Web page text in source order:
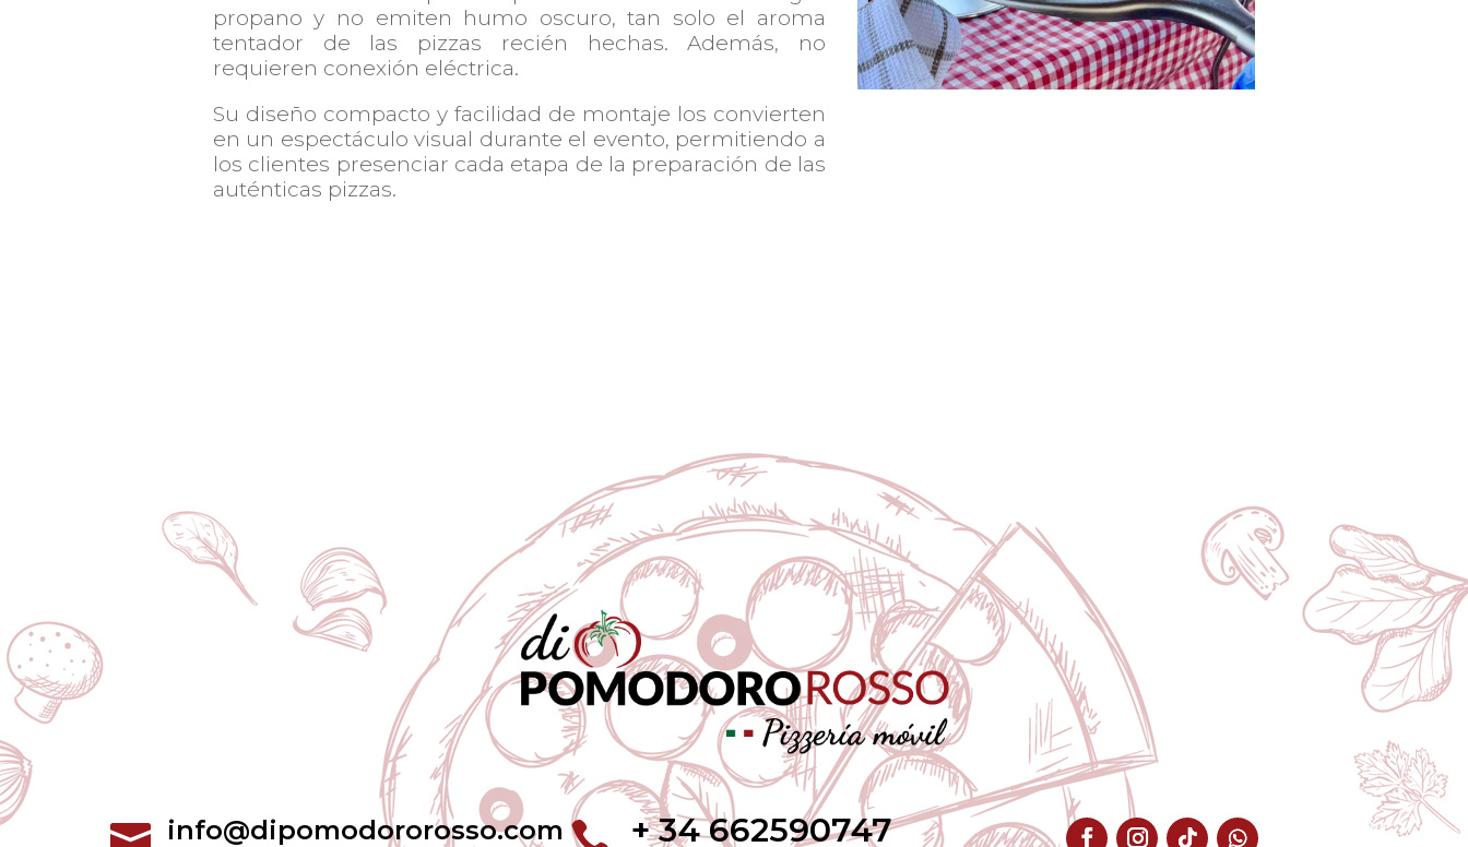
propano y no emiten humo oscuro, tan solo el aroma
tentador de las pizzas recién hechas. Además, no
requieren conexión eléctrica.
Su diseño compacto y facilidad de montaje los convierten
en un espectáculo visual durante el evento, permitiendo a
los clientes presenciar cada etapa de la preparación de las
auténticas pizzas.
 info@dipomodororosso.com  + 34 662590747